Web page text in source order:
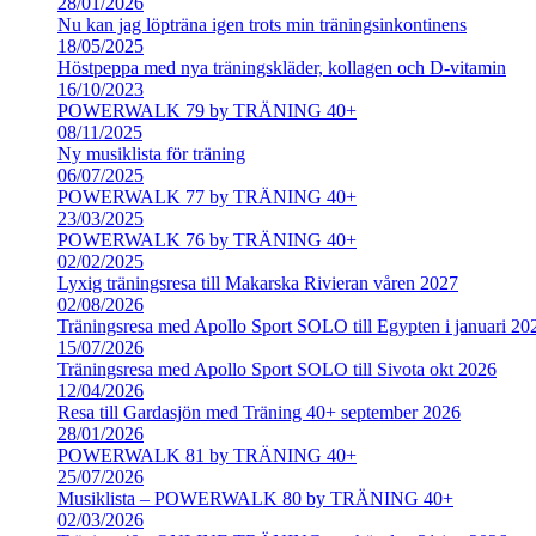
Nu kan jag löpträna igen trots min träningsinkontinens
18/05/2025
Höstpeppa med nya träningskläder, kollagen och D-vitamin
16/10/2023
POWERWALK 79 by TRÄNING 40+
08/11/2025
Ny musiklista för träning
06/07/2025
POWERWALK 77 by TRÄNING 40+
23/03/2025
POWERWALK 76 by TRÄNING 40+
02/02/2025
Lyxig träningsresa till Makarska Rivieran våren 2027
02/08/2026
Träningsresa med Apollo Sport SOLO till Egypten i januari
15/07/2026
Träningsresa med Apollo Sport SOLO till Sivota okt 2026
12/04/2026
Resa till Gardasjön med Träning 40+ september 2026
28/01/2026
POWERWALK 81 by TRÄNING 40+
25/07/2026
Musiklista – POWERWALK 80 by TRÄNING 40+
02/03/2026